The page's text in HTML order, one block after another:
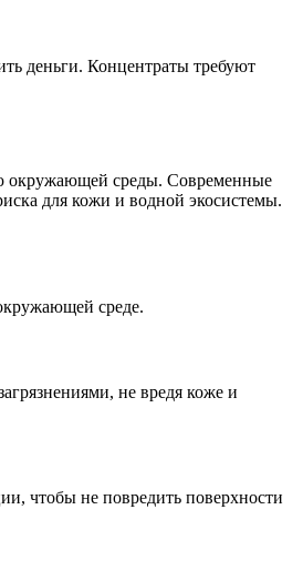
деньги. Концентраты требуют
окружающей среды. Современные
для кожи и водной экосистемы.
среде.
не вредя коже и
чтобы не повредить поверхности